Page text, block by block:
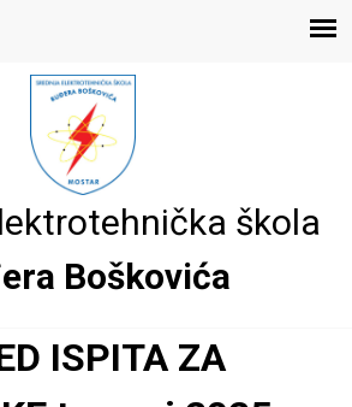
škola
Boškovića
ISPITA ZA